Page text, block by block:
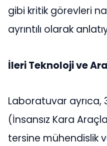
gibi kritik görevleri
ayrıntılı olarak
İleri Teknoloji ve
Laboratuvar ayrıca,
(İnsansız Kara
tersine mühendislik